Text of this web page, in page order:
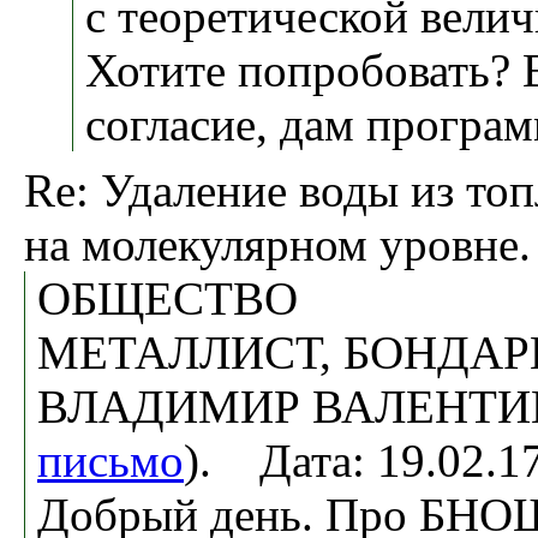
с теоретической
Хотите
согласие, дам
Re: Удаление воды из
на молекулярном уровне.
ОБЩЕСТВО
МЕТАЛЛИСТ,
ВЛАДИМИР
письмо). Дата:
Добрый день. Про